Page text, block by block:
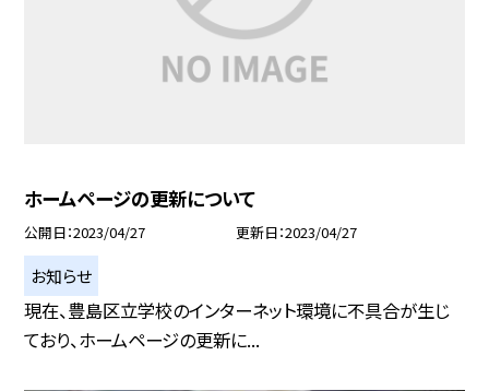
ホームページの更新について
公開日 2023/04/27 更新日 2023/04/27
お知らせ
現在、豊島区立学校のインターネット環境に不具合が生じ
ており、ホームページの更新に...